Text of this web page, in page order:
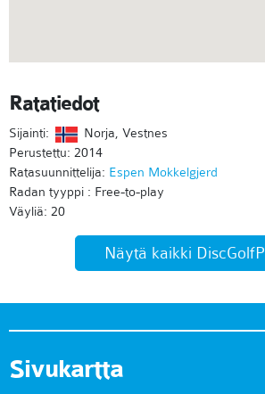
Ratatiedot
Sijainti:
Norja, Vestnes
Perustettu: 2014
Ratasuunnittelija: Espen Mokkelgjerd
Radan tyyppi : Free-to-play
Väyliä: 20
Näytä kaikki
Sivukartta